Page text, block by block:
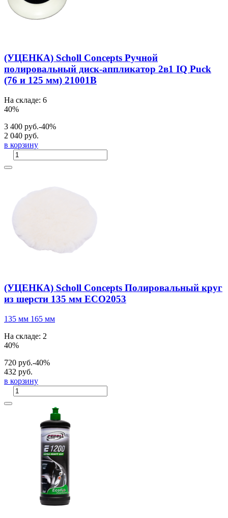
(УЦЕНКА) Scholl Concepts Ручной
полировальный диск-аппликатор 2в1 IQ Puck
(76 и 125 мм) 21001B
На складе: 6
40%
3 400 руб.-40%
2 040 руб.
в корзину
(УЦЕНКА) Scholl Concepts Полировальный круг
из шерсти 135 мм ECO2053
135 мм 165 мм
На складе: 2
40%
720 руб.-40%
432 руб.
в корзину